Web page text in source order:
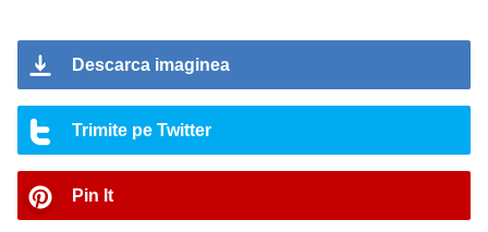
Descarca imaginea
Trimite pe Twitter
Pin It